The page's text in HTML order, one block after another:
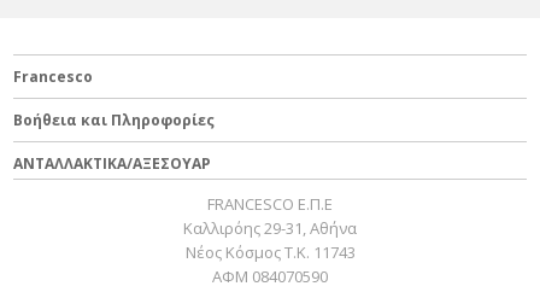
Francesco
Βοήθεια και Πληροφορίες
ΑΝΤΑΛΛΑΚΤΙΚΑ/ΑΞΕΣΟΥΑΡ
FRANCESCO Ε.Π.Ε
Καλλιρόης 29-31, Αθήνα
Νέος Κόσμος Τ.Κ. 11743
ΑΦΜ 084070590